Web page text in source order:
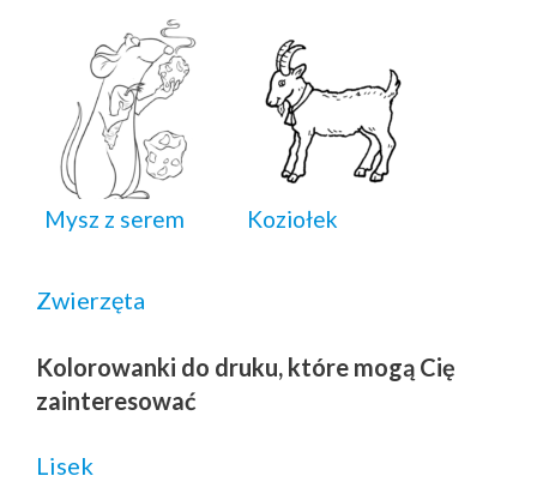
Mysz z serem Koziołek
Zwierzęta
Kolorowanki do druku, które mogą Cię
zainteresować
Lisek